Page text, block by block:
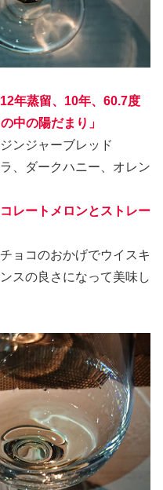
蒸留、10年、60.7度
中の陽だまり」
ンジャーブレッド
、ダークハニー、オレン
レートメロンとストレー
ョコのおかげでウイスキ
スの良さになって美味し